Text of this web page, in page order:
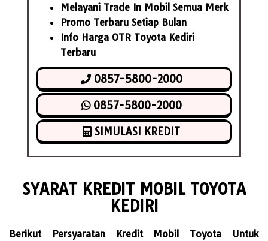
Melayani Trade In Mobil Semua Merk
Promo Terbaru Setiap Bulan
Info Harga OTR Toyota Kediri
Terbaru
0857-5800-2000
0857-5800-2000
SIMULASI KREDIT
SYARAT KREDIT MOBIL TOYOTA
KEDIRI
Berikut Persyaratan Kredit Mobil Toyota Untuk